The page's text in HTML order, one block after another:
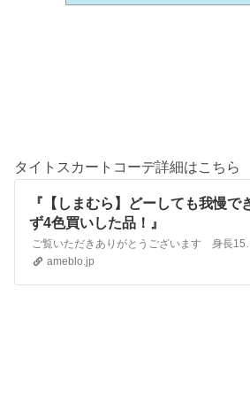
タイトスカートコーデ詳細はこちら
『【しまむら】どーしても我慢で
ず4色買いした品！』
ご覧いただきありがとうございます
ameblo.jp